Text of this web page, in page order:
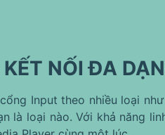
NỐI ĐA
Input theo nhiều loại
là loại nào. Với khả năng